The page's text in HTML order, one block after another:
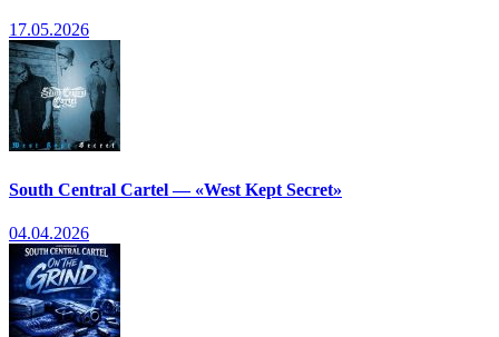
17.05.2026
South Central Cartel — «West Kept Secret»
04.04.2026